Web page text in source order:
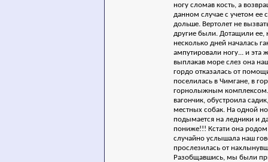
ногу сломав кость, а
данном случае с учетом ее
дольше. Вертолет не
другие были. Дотащили ее,
несколько дней началась
ампутировали ногу... и эта
выплакав море слез она
гордо отказалась от
поселилась в Чимгане, в
горнолыжным
вагончик, обустроила
местных собак. На одной
подымается на ледники и
пониже!!! Кстати она родом
случайно услышала наш
прослезилась от
Разобщавшись, мы были